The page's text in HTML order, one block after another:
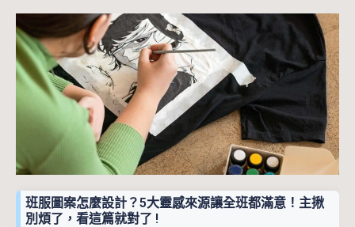
班服圖案怎麼設計？5大靈感來源讓全班都滿意！主揪
別煩了，看這篇就對了 !